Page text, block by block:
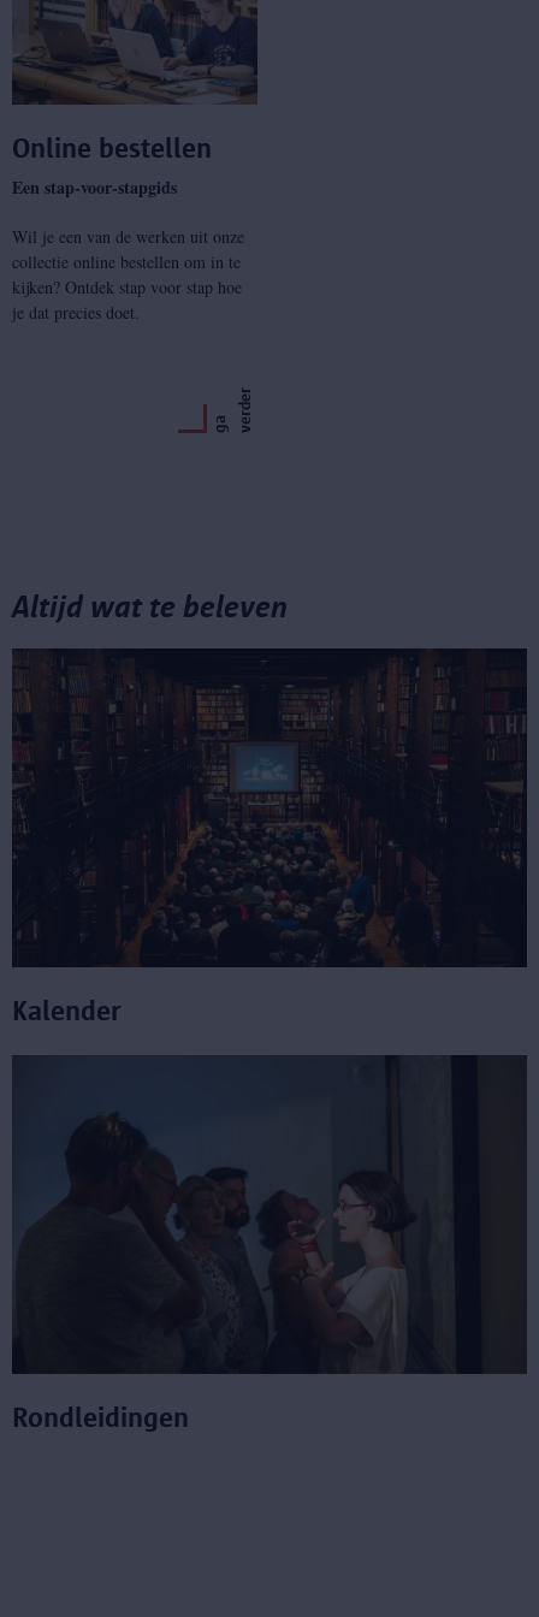
Online bestellen
Een stap-voor-stapgids
Wil je een van de werken uit onze
collectie online bestellen om in te
kijken? Ontdek stap voor stap hoe
je dat precies doet.
g
a
v
e
r
d
e r
Altijd wat te beleven
Kalender
Rondleidingen